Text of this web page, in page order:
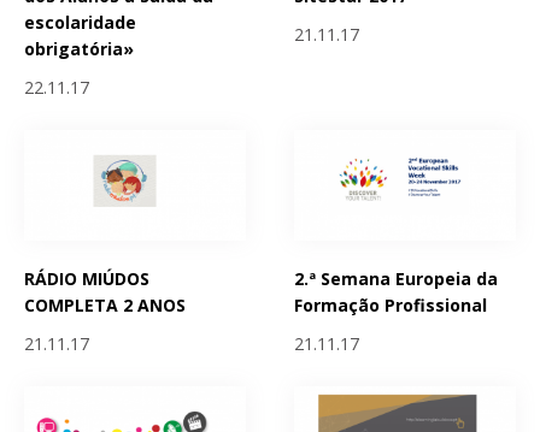
escolaridade
obrigatória»
22.11.17
21.11.17
RÁDIO MIÚDOS
COMPLETA 2 ANOS
21.11.17
2.ª Semana Europeia da
Formação Profissional
21.11.17